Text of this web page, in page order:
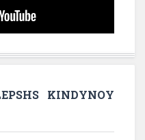
KINDYNOY